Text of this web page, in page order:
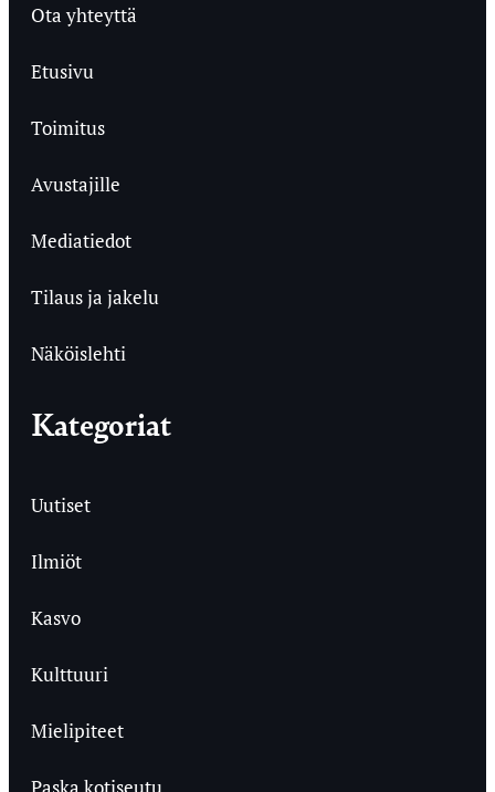
Ota yhteyttä
Etusivu
Toimitus
Avustajille
Mediatiedot
Tilaus ja jakelu
Näköislehti
Kategoriat
Uutiset
Ilmiöt
Kasvo
Kulttuuri
Mielipiteet
Paska kotiseutu